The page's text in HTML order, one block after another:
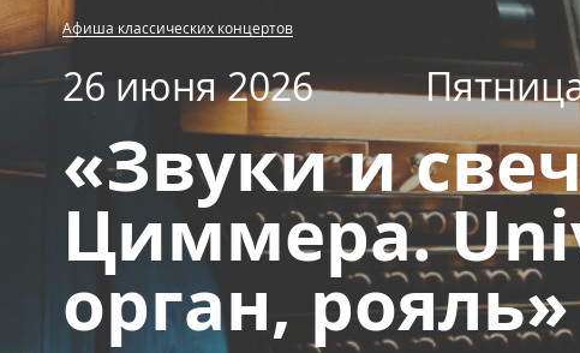
Афиша классических концертов
26 июня 2026
«Звуки и
Циммера.
орган, рояль»